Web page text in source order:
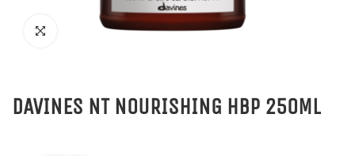
DAVINES NT NOURISHING HBP 250ML